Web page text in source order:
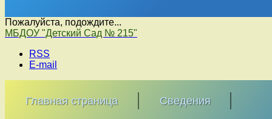
Пожалуйста, подождите...
Перейти
содержимому
МБДОУ "Детский Сад № 215"
RSS
E-mail
Главная страница Сведения